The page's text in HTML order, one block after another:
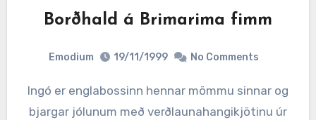
Borðhald á Brimarima fimm
Emodium 19/11/1999 No Comments
Ingó er englabossinn hennar mömmu sinnar og
bjargar jólunum með verðlaunahangikjötinu úr